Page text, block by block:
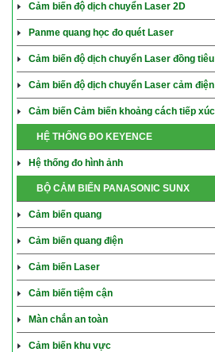
Cảm biến độ dịch chuyển Laser 2D
Panme quang học đo quét Laser
Cảm biến độ dịch chuyển Laser đồng tiêu
Cảm biến độ dịch chuyển Laser cảm điện
Cảm biến Cảm biến khoảng cách tiếp xúc
HỆ THỐNG ĐO KEYENCE
Hệ thống đo hình ảnh
BỘ CẢM BIẾN PANASONIC SUNX
Cảm biến quang
Cảm biến quang điện
Cảm biến Laser
Cảm biến tiệm cận
Màn chắn an toàn
Cảm biến khu vực